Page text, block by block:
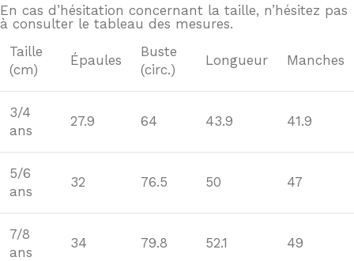
En cas d’hésitation concernant la taille, n’hésitez pas
à consulter le tableau des mesures.
Taille
(cm)
Épaules
Buste
(circ.)
Longueur Manches
3/4
ans
27.9 64 43.9 41.9
5/6
ans
32 76.5 50 47
7/8
ans
34 79.8 52.1 49